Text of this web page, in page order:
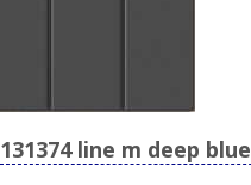
131374 line m deep blue